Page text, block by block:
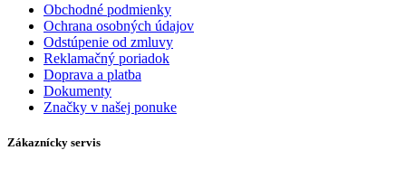
Obchodné podmienky
Ochrana osobných údajov
Odstúpenie od zmluvy
Reklamačný poriadok
Doprava a platba
Dokumenty
Značky v našej ponuke
Zákaznícky servis